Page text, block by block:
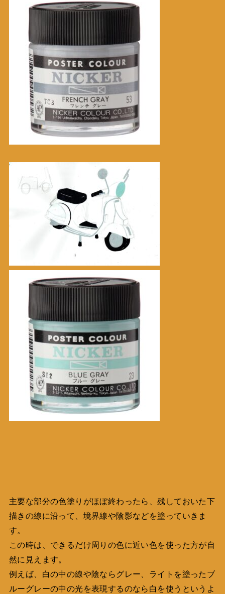
主要な部分の色塗りがほぼ終わったら、残しておいた下
描きの線に沿って、境界線や陰影などを塗っていきま
す。
この時は、できるだけ周りの色に近い色を使った方が自
然に見えます。
例えば、白の中の線や陰ならグレー、ライトを塗ったブ
ルーグレーの中の光を表現するのなら白を使うというよ